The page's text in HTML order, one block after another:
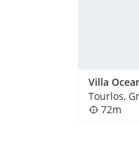
Villa
Tourlos,
72m